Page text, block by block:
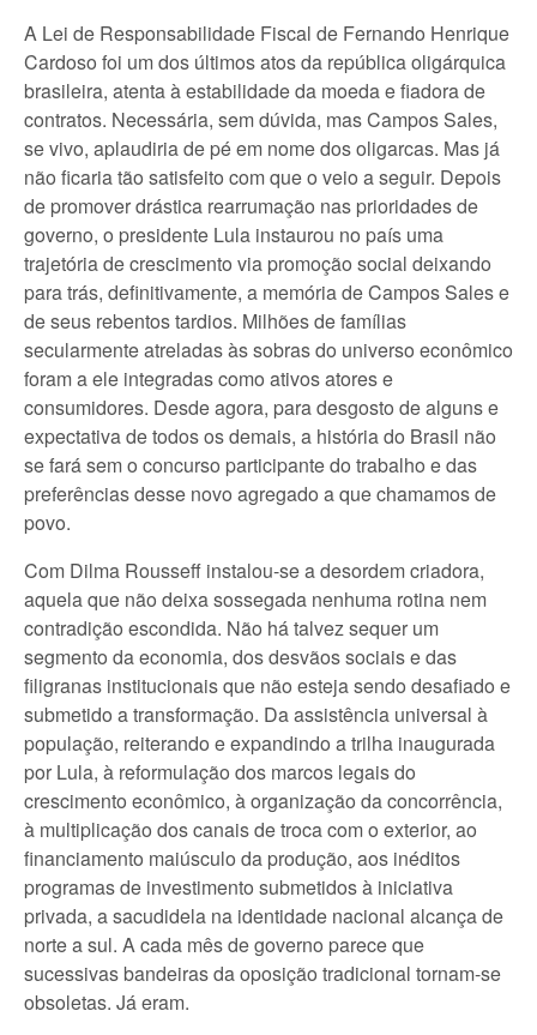
A Lei de Responsabilidade Fiscal de Fernando Henrique
Cardoso foi um dos últimos atos da república oligárquica
brasileira, atenta à estabilidade da moeda e fiadora de
contratos. Necessária, sem dúvida, mas Campos Sales,
se vivo, aplaudiria de pé em nome dos oligarcas. Mas já
não ficaria tão satisfeito com que o veio a seguir. Depois
de promover drástica rearrumação nas prioridades de
governo, o presidente Lula instaurou no país uma
trajetória de crescimento via promoção social deixando
para trás, definitivamente, a memória de Campos Sales e
de seus rebentos tardios. Milhões de famílias
secularmente atreladas às sobras do universo econômico
foram a ele integradas como ativos atores e
consumidores. Desde agora, para desgosto de alguns e
expectativa de todos os demais, a história do Brasil não
se fará sem o concurso participante do trabalho e das
preferências desse novo agregado a que chamamos de
povo.
Com Dilma Rousseff instalou-se a desordem criadora,
aquela que não deixa sossegada nenhuma rotina nem
contradição escondida. Não há talvez sequer um
segmento da economia, dos desvãos sociais e das
filigranas institucionais que não esteja sendo desafiado e
submetido a transformação. Da assistência universal à
população, reiterando e expandindo a trilha inaugurada
por Lula, à reformulação dos marcos legais do
crescimento econômico, à organização da concorrência,
à multiplicação dos canais de troca com o exterior, ao
financiamento maiúsculo da produção, aos inéditos
programas de investimento submetidos à iniciativa
privada, a sacudidela na identidade nacional alcança de
norte a sul. A cada mês de governo parece que
sucessivas bandeiras da oposição tradicional tornam-se
obsoletas. Já eram.